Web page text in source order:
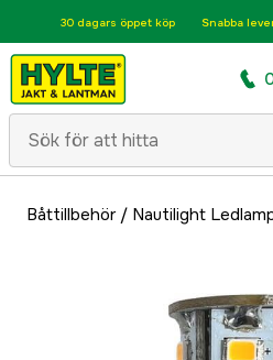
30 dagars öppet köp Snabba
Båttillbehör/ Nautilight